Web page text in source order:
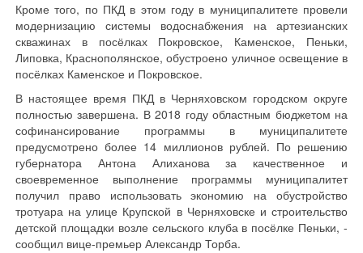
Кроме того, по ПКД в этом году в муниципалитете провели
модернизацию системы водоснабжения на артезианских
скважинах в посёлках Покровское, Каменское, Пеньки,
Липовка, Краснополянское, обустроено уличное освещение в
посёлках Каменское и Покровское.
В настоящее время ПКД в Черняховском городском округе
полностью завершена. В 2018 году областным бюджетом на
софинансирование программы в муниципалитете
предусмотрено более 14 миллионов рублей. По решению
губернатора Антона Алиханова за качественное и
своевременное выполнение программы муниципалитет
получил право использовать экономию на обустройство
тротуара на улице Крупской в Черняховске и строительство
детской площадки возле сельского клуба в посёлке Пеньки, -
сообщил вице-премьер Александр Торба.